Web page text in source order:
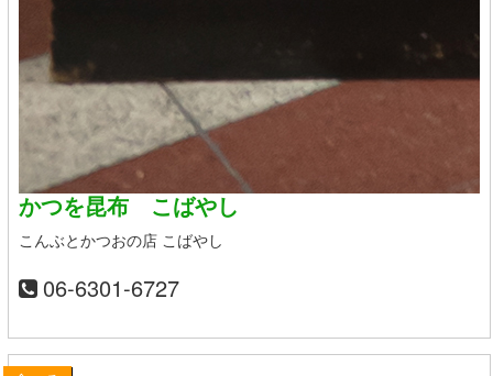
かつを昆布 こばやし
こんぶとかつおの店 こばやし
06-6301-6727